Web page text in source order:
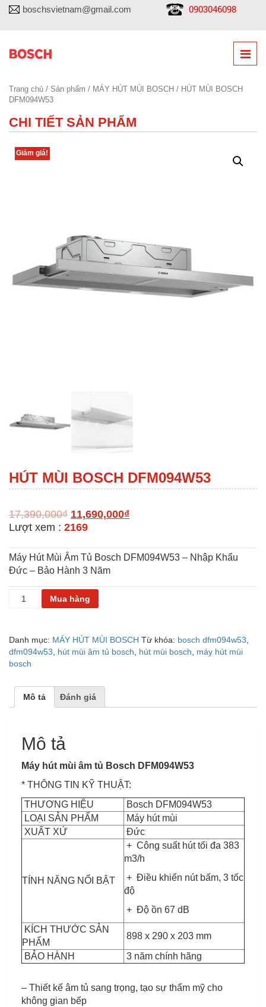
boschsvietnam@gmail.com 0903046098
Trang chủ / Sản phẩm / MÁY HÚT MÙI BOSCH / HÚT MÙI BOSCH
DFM094W53
CHI TIẾT SẢN PHẨM
Giảm giá!
HÚT MÙI BOSCH DFM094W53
17,390,000₫ 11,690,000₫
Lượt xem : 2169
Máy Hút Mùi Âm Tủ Bosch DFM094W53 – Nhập Khẩu
Đức – Bảo Hành 3 Năm
HÚT
số
lượng
Mua hàng
Danh mục: MÁY HÚT MÙI BOSCH Từ khóa: bosch dfm094w53,
dfm094w53, hút mùi âm tủ bosch, hút mùi bosch, máy hút mùi
bosch
Mô tả Đánh giá
Mô tả
Máy hút mùi âm tủ Bosch DFM094W53
* THÔNG TIN KỸ THUẬT:
THƯƠNG HIỆU
Bosch DFM094W53
LOẠI SẢN PHẨM
Máy hút mùi
XUẤT XỨ
Đức
TÍNH NĂNG NỔI BẬT
+ Công suất hút tối đa 383
m3/h
+ Điều khiển nút bấm, 3 tốc
độ
+ Độ ồn 67 dB
KÍCH THƯỚC SẢN
PHẨM
898 x 290 x 203 mm
BẢO HÀNH
3 năm chính hãng
– Thiết kế âm tủ sang trọng, tạo sự thẩm mỹ cho
không gian bếp